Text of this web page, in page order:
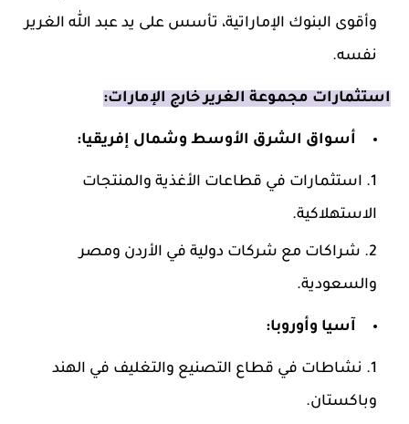
وأقوى البنوك الإماراتية، تأسس على يد عبد الله الغرير
نفسه.
استثمارات مجموعة الغرير خارج الإمارات:
أسواق الشرق الأوسط وشمال إفريقيا:
استثمارات في قطاعات الأغذية والمنتجات
الاستهلاكية.
شراكات مع شركات دولية في الأردن ومصر
والسعودية.
آسيا وأوروبا:
نشاطات في قطاع التصنيع والتغليف في الهند
وباكستان.